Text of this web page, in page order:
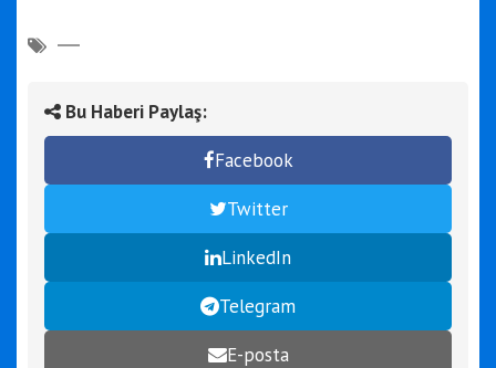
Bu Haberi Paylaş:
Facebook
Twitter
LinkedIn
Telegram
E-posta